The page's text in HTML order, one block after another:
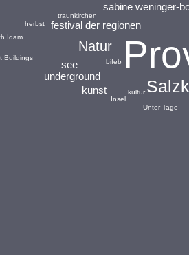
Natur
festival der regionen
see
sabine weninger-
underground
kunst
traunkirchen
bifeb
Unter Tage
Insel
Buildings
herbst
Idam
kultur